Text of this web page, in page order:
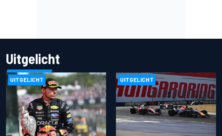
Uitgelicht
UITGELICHT UITGELICHT